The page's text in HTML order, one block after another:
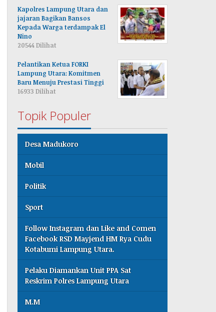
Kapolres Lampung Utara dan
jajaran Bagikan Bansos
Kepada Warga terdampak El
Nino
20544 Dilihat
Pelantikan Ketua FORKI
Lampung Utara: Komitmen
Baru Menuju Prestasi Tinggi
16933 Dilihat
Topik Populer
Desa Madukoro
Mobil
Politik
Sport
Follow Instagram dan Like and Comen
Facebook RSD Mayjend HM Rya Cudu
Kotabumi Lampung Utara.
Pelaku Diamankan Unit PPA Sat
Reskrim Polres Lampung Utara
M.M